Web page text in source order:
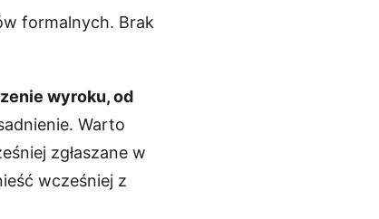
formalnych. Brak
wyroku, od
Warto
zgłaszane w
wcześniej z